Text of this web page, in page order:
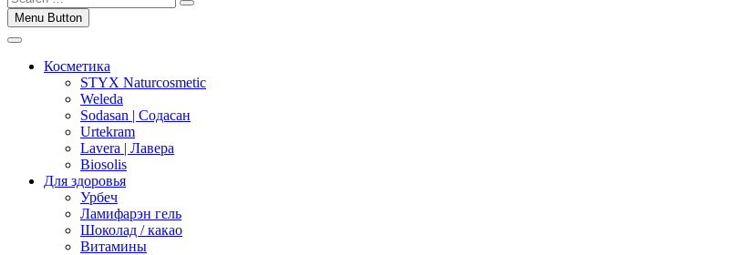
Menu Button
Косметика
STYX Naturcosmetic
Weleda
Sodasan | Содасан
Urtekram
Lavera | Лавера
Biosolis
Для здоровья
Урбеч
Ламифарэн гель
Шоколад / какао
Витамины